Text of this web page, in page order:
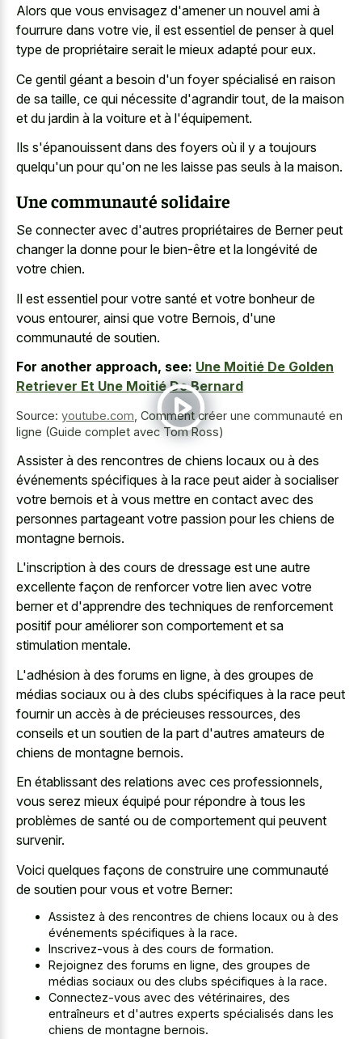
Alors que vous envisagez d'amener un nouvel ami à
fourrure dans votre vie, il est essentiel de penser à quel
type de propriétaire serait le mieux adapté pour eux.
Ce gentil géant a besoin d'un foyer spécialisé en raison
de sa taille, ce qui nécessite d'agrandir tout, de la maison
et du jardin à la voiture et à l'équipement.
Ils s'épanouissent dans des foyers où il y a toujours
quelqu'un pour qu'on ne les laisse pas seuls à la maison.
Une communauté solidaire
Se connecter avec d'autres propriétaires de Berner peut
changer la donne pour le bien-être et la longévité de
votre chien.
Il est essentiel pour votre santé et votre bonheur de
vous entourer, ainsi que votre Bernois, d'une
communauté de soutien.
For another approach, see: Une Moitié De Golden
Retriever Et Une Moitié De Bernard
Source: youtube.com Comment créer une communauté en
ligne (Guide complet avec Tom Ross)
Assister à des rencontres de chiens locaux ou à des
événements spécifiques à la race peut aider à socialiser
votre bernois et à vous mettre en contact avec des
personnes partageant votre passion pour les chiens de
montagne bernois.
L'inscription à des cours de dressage est une autre
excellente façon de renforcer votre lien avec votre
berner et d'apprendre des techniques de renforcement
positif pour améliorer son comportement et sa
stimulation mentale.
L'adhésion à des forums en ligne, à des groupes de
médias sociaux ou à des clubs spécifiques à la race peut
fournir un accès à de précieuses ressources, des
conseils et un soutien de la part d'autres amateurs de
chiens de montagne bernois.
En établissant des relations avec ces professionnels,
vous serez mieux équipé pour répondre à tous les
problèmes de santé ou de comportement qui peuvent
survenir.
Voici quelques façons de construire une communauté
de soutien pour vous et votre Berner:
Assistez à des rencontres de chiens locaux ou à des
événements spécifiques à la race.
Inscrivez-vous à des cours de formation.
Rejoignez des forums en ligne, des groupes de
médias sociaux ou des clubs spécifiques à la race.
Connectez-vous avec des vétérinaires, des
entraîneurs et d'autres experts spécialisés dans les
chiens de montagne bernois.